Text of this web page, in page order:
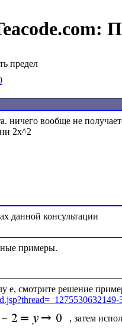
предел
ничего вообще не
2x^2
примеры.
, затем